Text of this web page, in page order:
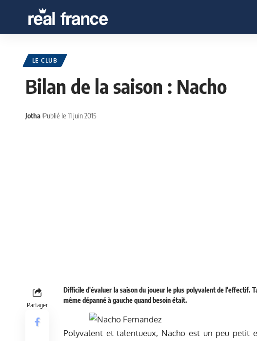
LE CLUB
Bilan de la saison : Nacho
Jotha Publié le 11 juin 2015
Partager
Difficile d'évaluer la saison du joueur le plus polyvalent de l'effectif.
même dépanné à gauche quand besoin était.
Polyvalent et talentueux, Nacho est un peu petit